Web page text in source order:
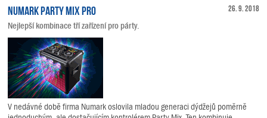
26. 9. 2018
Numark Party Mix Pro
Nejlepší kombinace tří zařízení pro párty.
V nedávné době firma Numark oslovila mladou generaci dýdžejů poměrně